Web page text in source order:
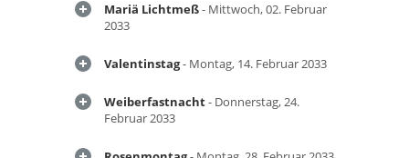
Mariä Lichtmeß- Mittwoch, 02. Februar
2033
Valentinstag- Montag, 14. Februar 2033
Weiberfastnacht- Donnerstag, 24.
Februar 2033